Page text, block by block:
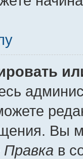
Вы
Правка в